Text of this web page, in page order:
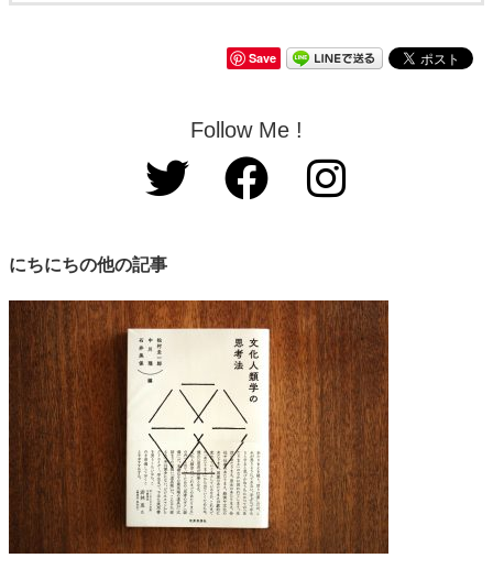
Save
Follow Me !
にちにちの他の記事